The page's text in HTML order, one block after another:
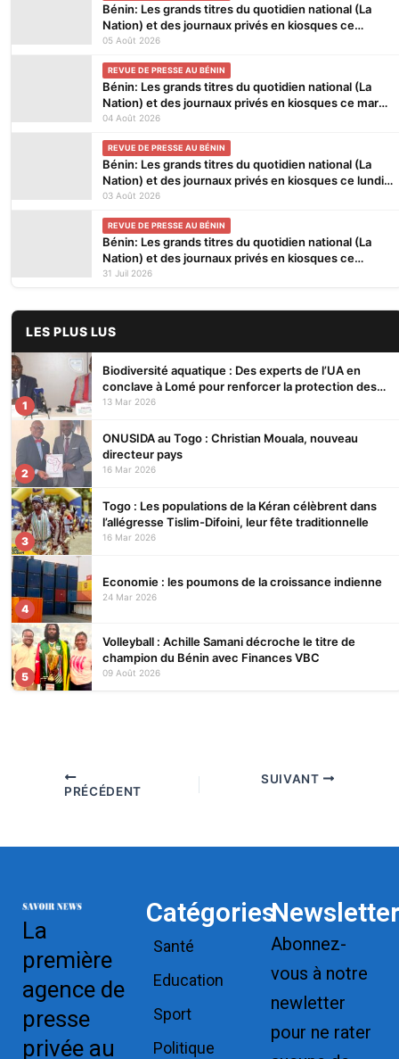
Bénin: Les grands titres du quotidien national (La
Nation) et des journaux privés en kiosques ce
mercredi 5 Août 2026
05 Août 2026
REVUE DE PRESSE AU BÉNIN
Bénin: Les grands titres du quotidien national (La
Nation) et des journaux privés en kiosques ce mardi
4 Août 2026
04 Août 2026
REVUE DE PRESSE AU BÉNIN
Bénin: Les grands titres du quotidien national (La
Nation) et des journaux privés en kiosques ce lundi
3 Août 2026
03 Août 2026
REVUE DE PRESSE AU BÉNIN
Bénin: Les grands titres du quotidien national (La
Nation) et des journaux privés en kiosques ce
vendredi 31 Juillet 2026
31 Juil 2026
LES PLUS LUS
1
Biodiversité aquatique : Des experts de l’UA en
conclave à Lomé pour renforcer la protection des
écosystèmes
13 Mar 2026
2
ONUSIDA au Togo : Christian Mouala, nouveau
directeur pays
16 Mar 2026
3
Togo : Les populations de la Kéran célèbrent dans
l’allégresse Tislim-Difoini, leur fête traditionnelle
16 Mar 2026
4
Economie : les poumons de la croissance indienne
24 Mar 2026
5
Volleyball : Achille Samani décroche le titre de
champion du Bénin avec Finances VBC
09 Août 2026
PRÉCÉDENT
SUIVANT
La
première
agence de
presse
privée au
Catégories
Santé
Education
Sport
Politique
Newsletter
Abonnez-
vous à notre
newletter
pour ne rater